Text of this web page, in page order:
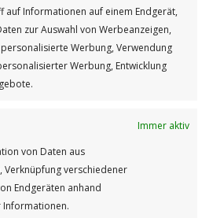
auf Informationen auf einem Endgerät,
zur Auswahl von Werbeanzeigen,
Werbung, Verwendung
Werbung, Entwicklung
Immer aktiv
von Daten aus
Verknüpfung verschiedener
Endgeräten anhand
es schönere